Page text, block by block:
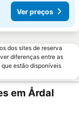
Ver preços
dos sites de reserva
diferenças entre as
estão disponíveis
em Årdal